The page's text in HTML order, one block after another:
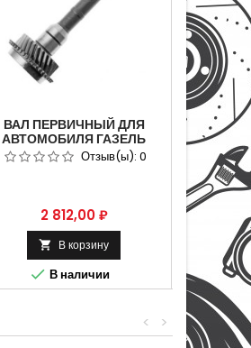
ВАЛ ПЕРВИЧНЫЙ ДЛЯ
АВТОМОБИЛЯ ГАЗЕЛЬ
БИЗНЕС КАММИНС 5-СТ.
(ГОЛЫЙ) АРТИКУЛ 2705-
Отзыв(ы): 0
Цена
2 812,00 ₽
 В корзину
 В наличии
ВАЛ
ЗУБ.


>
<